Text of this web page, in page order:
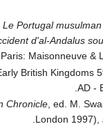
Le Portugal
d'al-Andalus
Maisonneuve &
British Kingdoms
AD -
Chronicle , ed. M.
London 1997),